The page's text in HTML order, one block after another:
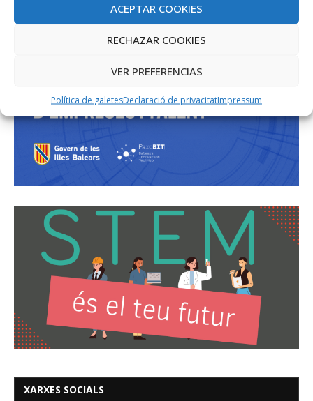
ACEPTAR COOKIES
RECHAZAR COOKIES
VER PREFERENCIAS
Política de galetesDeclaració de privacitatImpressum
XARXES SOCIALS